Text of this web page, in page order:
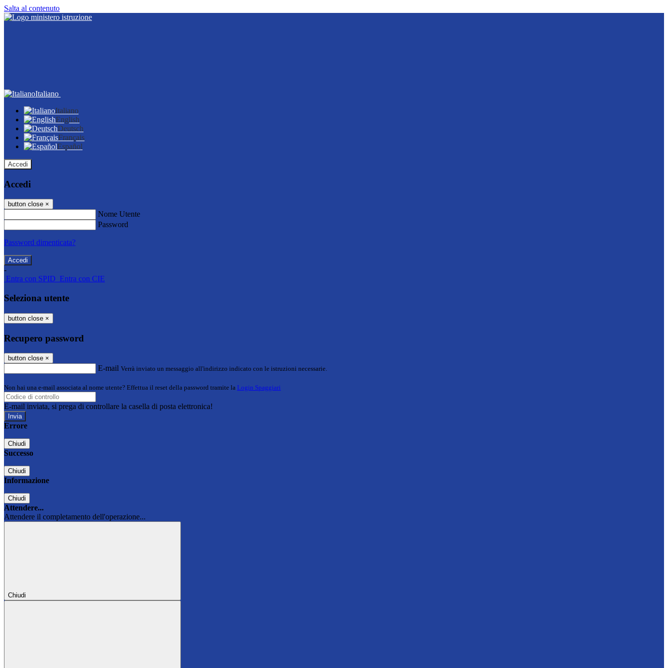
Salta al contenuto
Italiano
Italiano
English
Deutsch
Français
Español
Accedi
Accedi
button close ×
Nome Utente
Password
Password dimenticata?
-
Entra con SPID Entra con CIE
Seleziona utente
button close ×
Recupero password
button close ×
E-mail Verrà inviato un messaggio all'indirizzo indicato con le istruzioni necessarie.
Non hai una e-mail associata al nome utente? Effettua il reset della password tramite la Login Spaggiari
E-mail inviata, si prega di controllare la casella di posta elettronica!
Errore
Chiudi
Successo
Chiudi
Informazione
Chiudi
Attendere...
Attendere il completamento dell'operazione...
Chiudi